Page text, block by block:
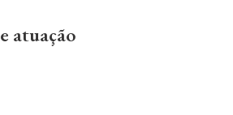
atuação